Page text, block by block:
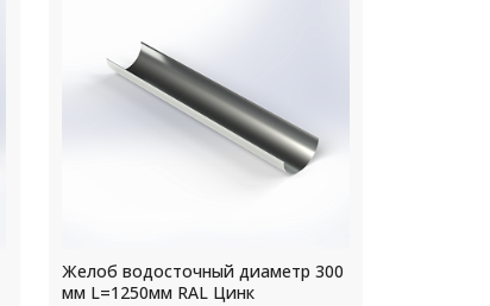
Желоб водосточный диаметр 300
мм L=1250мм RAL Цинк